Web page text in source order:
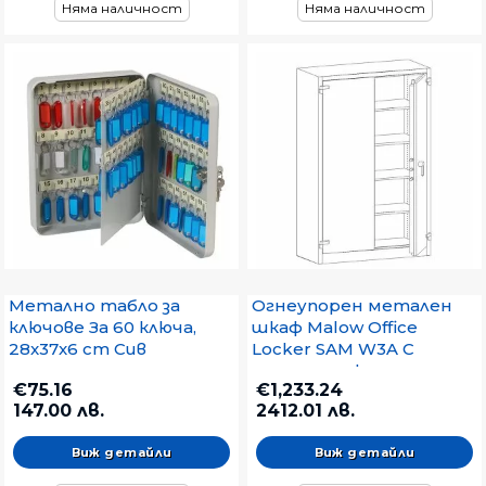
Няма наличност Няма наличност
Метално табло за
ключове За 60 ключа,
28x37x6 cm Сив
€75.16
147.00 лв.
Виж детайли
Огнеупорен метален
шкаф Malow Office
Locker SAM W3A С
четири рафта,
126x55x195 cm
€1,233.24
2412.01 лв.
Виж детайли